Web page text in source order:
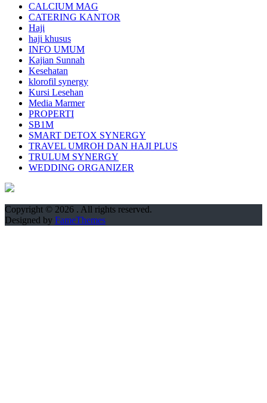
CALCIUM MAG
CATERING KANTOR
Haji
haji khusus
INFO UMUM
Kajian Sunnah
Kesehatan
klorofil synergy
Kursi Lesehan
Media Marmer
PROPERTI
SB1M
SMART DETOX SYNERGY
TRAVEL UMROH DAN HAJI PLUS
TRULUM SYNERGY
WEDDING ORGANIZER
Copyright © 2026 . All rights reserved.
Designed by FameThemes